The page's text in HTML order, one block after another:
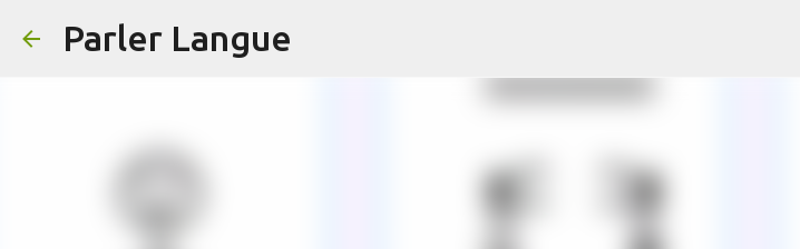
Parler Langue